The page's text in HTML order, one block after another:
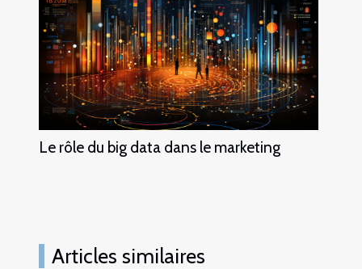
Le rôle du big data dans le marketing
Articles similaires